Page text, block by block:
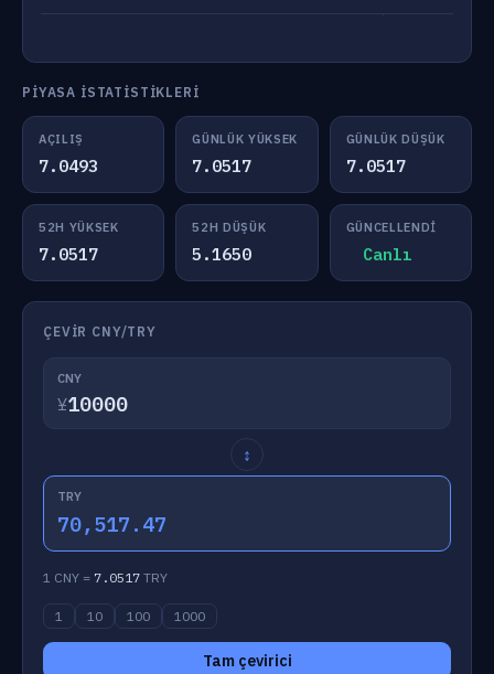
PIYASA İSTATISTIKLERI
AÇILIŞ
7.0493
GÜNLÜK YÜKSEK
7.0517
GÜNLÜK DÜŞÜK
7.0517
52H YÜKSEK
7.0517
52H DÜŞÜK
5.1650
GÜNCELLENDI
Canlı
ÇEVIR CNY/TRY
CNY
¥
↕
TRY
70,517.47
1 CNY = 7.0517 TRY
1 10 100 1000
Tam çevirici